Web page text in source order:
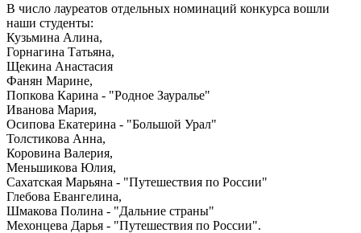
В число лауреатов отдельных номинаций конкурса вошли
наши студенты:
Кузьмина Алина,
Горнагина Татьяна,
Щекина Анастасия
Фанян Марине,
Попкова Карина - "Родное Зауралье"
Иванова Мария,
Осипова Екатерина - "Большой Урал"
Толстикова Анна,
Коровина Валерия,
Меньшикова Юлия,
Сахатская Марьяна - "Путешествия по России"
Глебова Евангелина,
Шмакова Полина - "Дальние страны"
Мехонцева Дарья - "Путешествия по России".